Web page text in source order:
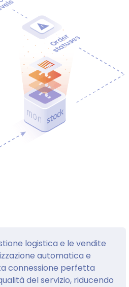
logistica e le vendite
automatica e
connessione perfetta
del servizio, riducendo